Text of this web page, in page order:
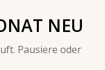
NEU
Pausiere oder